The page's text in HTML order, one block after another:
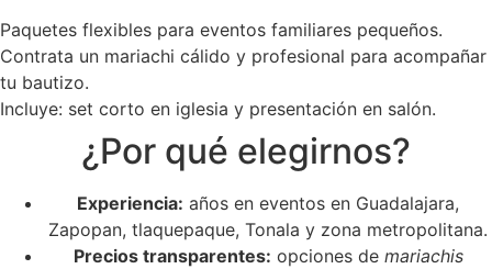
Paquetes flexibles para eventos familiares pequeños.
Contrata un mariachi cálido y profesional para acompañar
tu bautizo.
Incluye: set corto en iglesia y presentación en salón.
¿Por qué elegirnos?
Experiencia: años en eventos en Guadalajara,
Zapopan, tlaquepaque, Tonala y zona metropolitana.
Precios transparentes: opciones de mariachis